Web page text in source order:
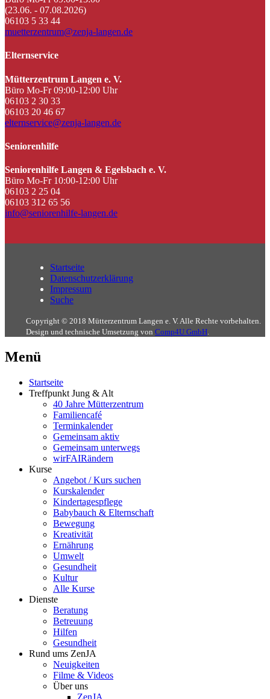
(23.06. - 07.08.2026)
06103 5 33 44
muetterzentrum@zenja-langen.de
Elternservice
Mütterzentrum Langen e. V.
Büro Mo-Fr 09:00-12:00 Uhr
06103 2 30 33
06103 20 46 67
elternservice@zenja-langen.de
Seniorenhilfe
Seniorenhilfe Langen & Egelsbach e. V.
Büro Mo-Fr 10:00-12:00 Uhr
06103 2 25 04
06103 312 65 56
info@seniorenhilfe-langen.de
Startseite
Datenschutzerklärung
Impressum
Suche
Copyright © 2018 Mütterzentrum Langen e. V. Alle Rechte vorbehalten.
Design und technische Umsetzung von Comp4U GmbH.
Menü
Startseite
Treffpunkt Jung & Alt
40 Jahre Mütterzentrum
Familiencafé
Terminkalender
Gemeinsam aktiv
Gemeinsam unterwegs
wirFAIRändern
Kurse
Angebot / Kurs suchen
Kurskalender
Kindertagespflege
Babybauch & Elternschaft
Bewegung
Kreativität
Ernährung
Umwelt
Gesundheit
Kultur
Alle Kurse
Dienste
Beratung
Betreuung
Hilfen
Gesundheit
Rund ums ZenJA
Neuigkeiten
Filme & Videos
Über uns
ZenJA